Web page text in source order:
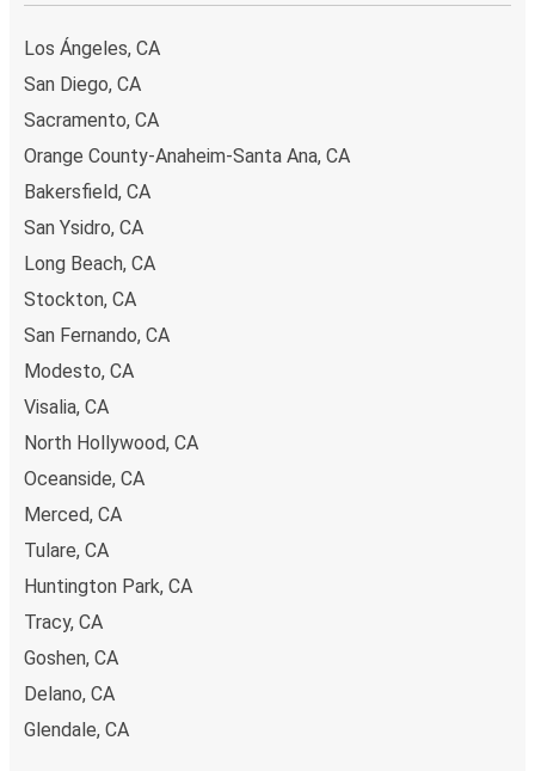
Los Ángeles, CA
San Diego, CA
Sacramento, CA
Orange County-Anaheim-Santa Ana, CA
Bakersfield, CA
San Ysidro, CA
Long Beach, CA
Stockton, CA
San Fernando, CA
Modesto, CA
Visalia, CA
North Hollywood, CA
Oceanside, CA
Merced, CA
Tulare, CA
Huntington Park, CA
Tracy, CA
Goshen, CA
Delano, CA
Glendale, CA